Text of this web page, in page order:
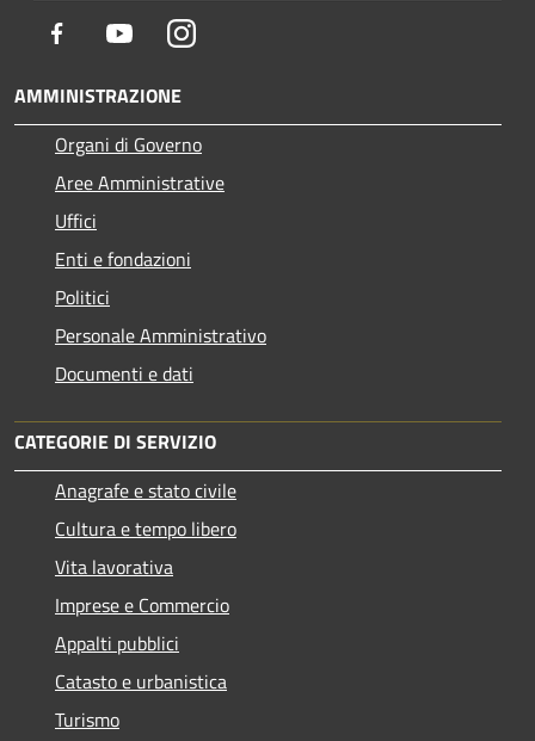
Facebook YoutubeInstagram
AMMINISTRAZIONE
Organi di Governo
Aree Amministrative
Uffici
Enti e fondazioni
Politici
Personale Amministrativo
Documenti e dati
CATEGORIE DI SERVIZIO
Anagrafe e stato civile
Cultura e tempo libero
Vita lavorativa
Imprese e Commercio
Appalti pubblici
Catasto e urbanistica
Turismo